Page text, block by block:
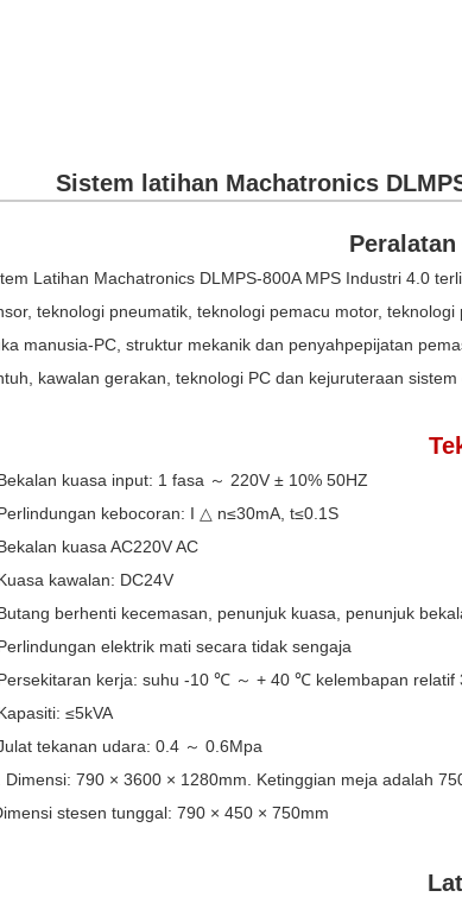
Sistem latihan Machatronics
Peralatan
Latihan Machatronics DLMPS-800A MPS Industri 4.0
teknologi pneumatik, teknologi pemacu motor,
manusia-PC, struktur mekanik dan penyahpepijatan
kawalan gerakan, teknologi PC dan kejuruteraan sistem
kuasa input: 1 fasa ～ 220V ± 10% 50HZ
kebocoran: I △ n≤30mA, t≤0.1S
kuasa AC220V AC
kawalan: DC24V
berhenti kecemasan, penunjuk kuasa, penunjuk
elektrik mati secara tidak sengaja
kerja: suhu -10 ℃ ～ + 40 ℃ kelembapan
≤5kVA
tekanan udara: 0.4 ～ 0.6Mpa
Dimensi: 790 × 3600 × 1280mm. Ketinggian meja adalah
stesen tunggal: 790 × 450 × 750mm